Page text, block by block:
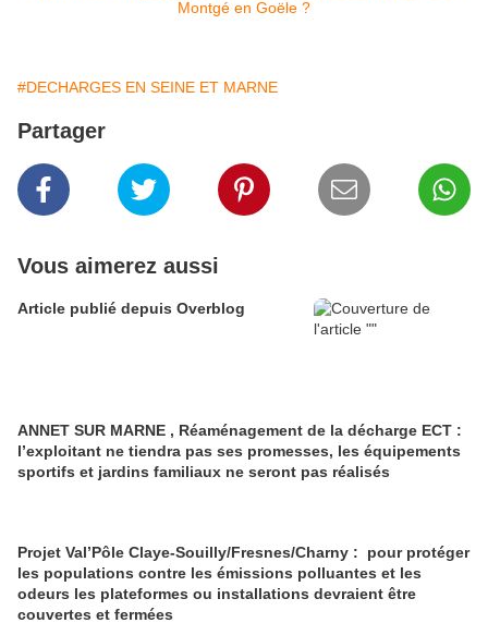
#DECHARGES EN SEINE ET MARNE
Partager
Vous aimerez aussi
Article publié depuis Overblog
ANNET SUR MARNE , Réaménagement de la décharge ECT :
l’exploitant ne tiendra pas ses promesses, les équipements
sportifs et jardins familiaux ne seront pas réalisés
Projet Val’Pôle Claye-Souilly/Fresnes/Charny : pour protéger
les populations contre les émissions polluantes et les
odeurs les plateformes ou installations devraient être
couvertes et fermées